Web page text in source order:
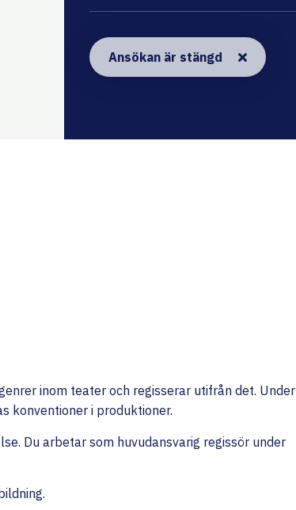
Ansökan är stängd
inom teater och regisserar utifrån det. Under
konventioner i produktioner.
Du arbetar som huvudansvarig regissör under